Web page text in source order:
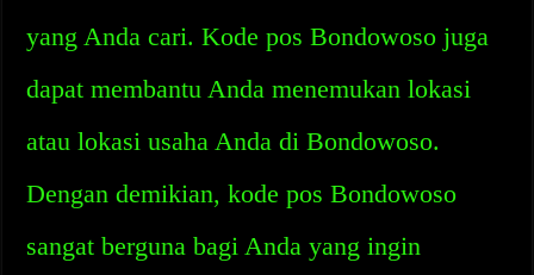
yang Anda cari. Kode pos Bondowoso juga
dapat membantu Anda menemukan lokasi
atau lokasi usaha Anda di Bondowoso.
Dengan demikian, kode pos Bondowoso
sangat berguna bagi Anda yang ingin